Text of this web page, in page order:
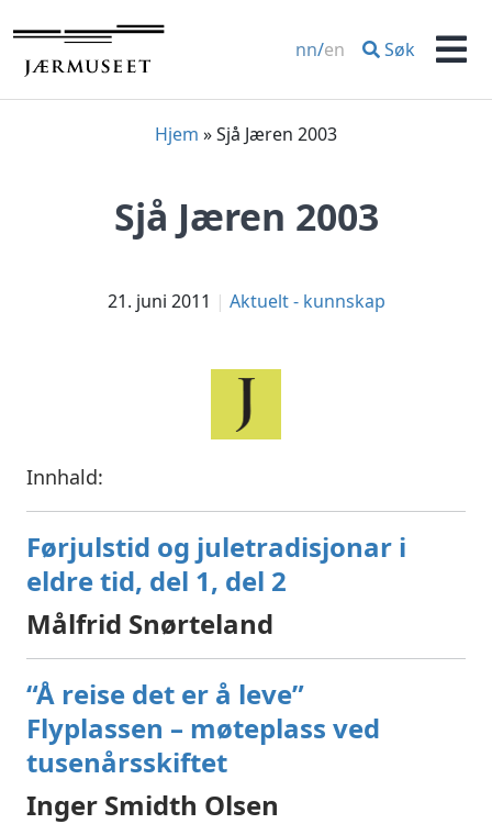
til
innhold
nn/en Søk
Hjem »Sjå Jæren 2003
Sjå Jæren 2003
21. juni 2011 Aktuelt - kunnskap
Innhald:
Førjulstid og juletradisjonar i
eldre tid, del 1, del 2
Målfrid Snørteland
“Å reise det er å leve”
Flyplassen – møteplass ved
tusenårsskiftet
Inger Smidth Olsen